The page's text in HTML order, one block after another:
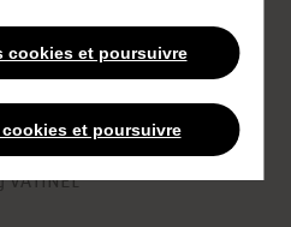
VATINEL
du chef
cookies et poursuivre
et poursuivre